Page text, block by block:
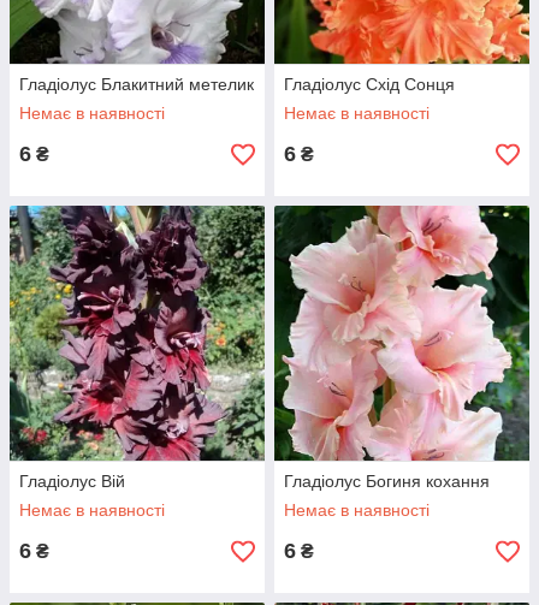
Гладіолус Блакитний метелик
Немає в наявності
6 ₴
Гладіолус Схід Сонця
Немає в наявності
6 ₴
Гладіолус Вій
Немає в наявності
6 ₴
Гладіолус Богиня кохання
Немає в наявності
6 ₴